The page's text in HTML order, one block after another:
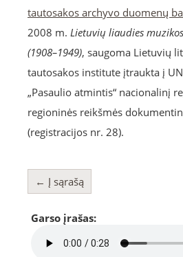
tautosakos archyvo duomenų
2008 m. Lietuvių liaudies
(1908–1949), saugoma Lietuvių
tautosakos institute įtraukta į
„Pasaulio atmintis“ nacionalinį
regioninės reikšmės
(registracijos nr. 28).
← Į sąrašą
Garso įrašas: